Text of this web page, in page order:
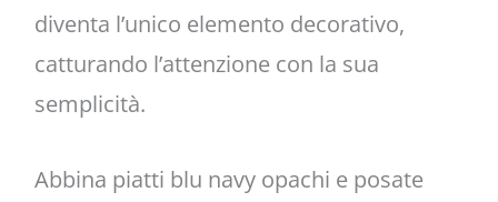
diventa l’unico elemento decorativo,
catturando l’attenzione con la sua
semplicità.
Abbina piatti blu navy opachi e posate